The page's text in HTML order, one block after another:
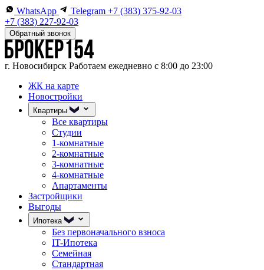
WhatsApp Telegram +7 (383) 375-92-03
+7 (383) 227-92-03
Обратный звонок
г. Новосибирск Работаем ежедневно с 8:00 до 23:00
ЖК на карте
Новостройки
Квартиры
Все квартиры
Студии
1-комнатные
2-комнатные
3-комнатные
4-комнатные
Апартаменты
Застройщики
Выгоды
Ипотека
Без первоначального взноса
IT-Ипотека
Семейная
Стандартная